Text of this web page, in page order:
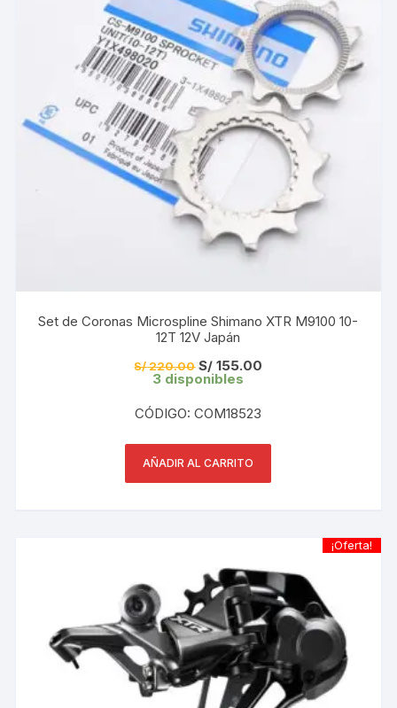
Set de Coronas Microspline Shimano XTR M9100 10-
12T 12V Japán
S/220.00 El
precio
era:
S/ 220.00.
S/ 155.00
3 disponibles
CÓDIGO: COM18523
AÑADIR AL CARRITO
¡Oferta!